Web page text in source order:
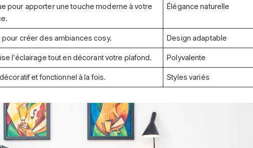
pour apporter une touche moderne à votre
Élégance naturelle
pour créer des ambiances cosy. Design adaptable
l’éclairage tout en décorant votre plafond. Polyvalente
et fonctionnel à la fois. Styles variés